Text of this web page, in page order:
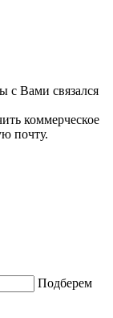
с Вами связался
коммерческое
почту.
Подберем